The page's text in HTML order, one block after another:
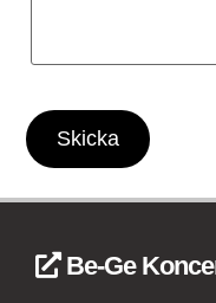
Skicka
Be-Ge